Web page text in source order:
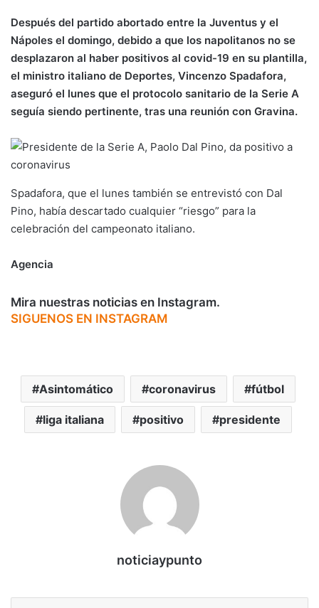
Después del partido abortado entre la Juventus y el
Nápoles el domingo, debido a que los napolitanos no se
desplazaron al haber positivos al covid-19 en su plantilla,
el ministro italiano de Deportes, Vincenzo Spadafora,
aseguró el lunes que el protocolo sanitario de la Serie A
seguía siendo pertinente, tras una reunión con Gravina.
Spadafora, que el lunes también se entrevistó con Dal
Pino, había descartado cualquier “riesgo” para la
celebración del campeonato italiano.
Agencia
Mira nuestras noticias en Instagram.
SIGUENOS EN INSTAGRAM
Asintomático coronavirus fútbol
liga italiana positivo presidente
noticiaypunto